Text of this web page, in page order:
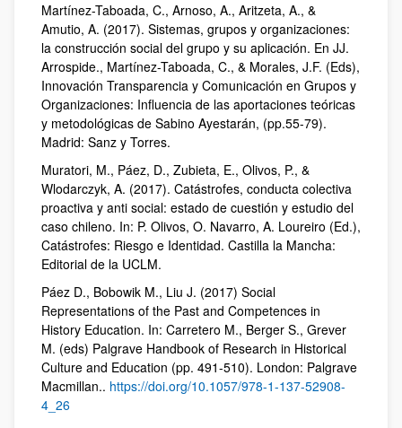
Martínez-Taboada, C., Arnoso, A., Aritzeta, A., &
Amutio, A. (2017). Sistemas, grupos y organizaciones:
la construcción social del grupo y su aplicación. En JJ.
Arrospide., Martínez-Taboada, C., & Morales, J.F. (Eds),
Innovación Transparencia y Comunicación en Grupos y
Organizaciones: Influencia de las aportaciones teóricas
y metodológicas de Sabino Ayestarán, (pp.55-79).
Madrid: Sanz y Torres.
Muratori, M., Páez, D., Zubieta, E., Olivos, P., &
Wlodarczyk, A. (2017). Catástrofes, conducta colectiva
proactiva y anti social: estado de cuestión y estudio del
caso chileno. In: P. Olivos, O. Navarro, A. Loureiro (Ed.),
Catástrofes: Riesgo e Identidad. Castilla la Mancha:
Editorial de la UCLM.
Páez D., Bobowik M., Liu J. (2017) Social
Representations of the Past and Competences in
History Education. In: Carretero M., Berger S., Grever
M. (eds) Palgrave Handbook of Research in Historical
Culture and Education (pp. 491-510). London: Palgrave
Macmillan.. https://doi.org/10.1057/978-1-137-52908-
4_26